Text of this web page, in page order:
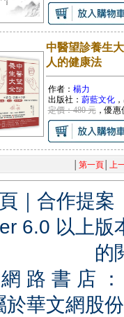
中醫望診養生
人的健康法
作者： 楊力
出版社： 蔚藍文化
定價：480 元，優惠
第一頁│ 上
｜ 合作提案
6.0 以上
的
路 書 店
於華文網股